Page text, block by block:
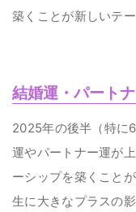
築くことが新しいテ
結婚運・パート
2025年の後半（特に
運やパートナー運が
ーシップを築くこと
生に大きなプラスの